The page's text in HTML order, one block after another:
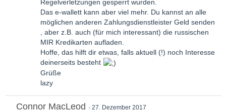
Regelverletzungen gesperrt wurden.
Das e-wallett kann aber viel mehr. Du kannst an alle
möglichen anderen Zahlungsdienstleister Geld senden
, aber z.B. auch (für mich interessant) die russischen
MIR Kredikarten aufladen.
Hoffe, das hilft dir etwas, falls aktuell (!) noch Interesse
deinerseits besteht
Grüße
lazy
Connor MacLeod 27. Dezember 2017